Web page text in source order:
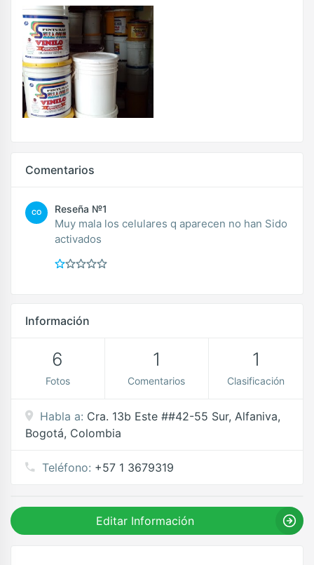
Comentarios
CO Reseña №1
Muy mala los celulares q aparecen no han Sido
activados
Información
6
Fotos
1
Comentarios
1
Clasificación
Habla a: Cra. 13b Este ##42-55 Sur, Alfaniva,
Bogotá, Colombia
Teléfono: +57 1 3679319
Editar Información